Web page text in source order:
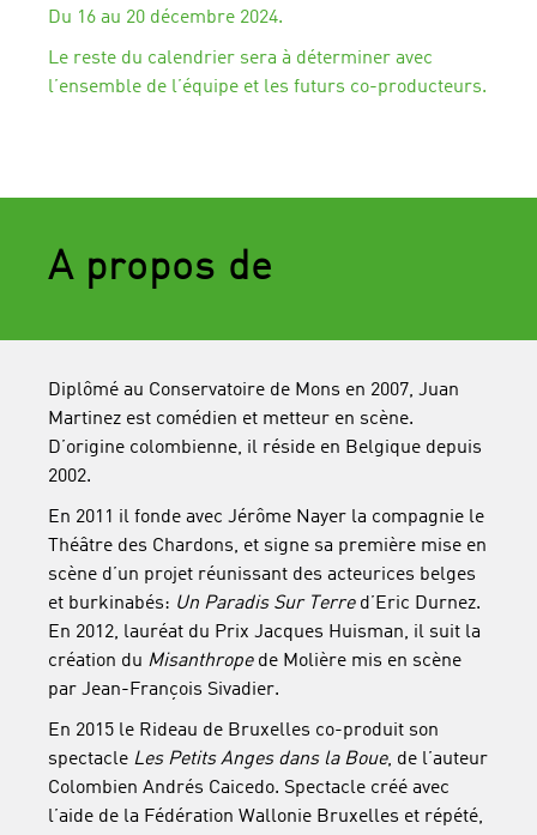
Du 16 au 20 décembre 2024.
Le reste du calendrier sera à déterminer avec
l’ensemble de l’équipe et les futurs co-producteurs.
A propos de
Diplômé au Conservatoire de Mons en 2007, Juan
Martinez est comédien et metteur en scène.
D’origine colombienne, il réside en Belgique depuis
2002.
En 2011 il fonde avec Jérôme Nayer la compagnie le
Théâtre des Chardons, et signe sa première mise en
scène d’un projet réunissant des acteurices belges
et burkinabés: Un Paradis Sur Terred’Eric Durnez.
En 2012, lauréat du Prix Jacques Huisman, il suit la
création du Misanthropede Molière mis en scène
par Jean-François Sivadier.
En 2015 le Rideau de Bruxelles co-produit son
spectacle Les Petits Anges dans la Boue, de l’auteur
Colombien Andrés Caicedo. Spectacle créé avec
l’aide de la Fédération Wallonie Bruxelles et répété,